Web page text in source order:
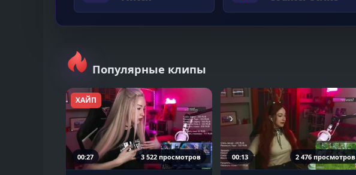
Популярные клипы
ХАЙП
00:27 3 522 просмотров 00:13 2 476 просмотров